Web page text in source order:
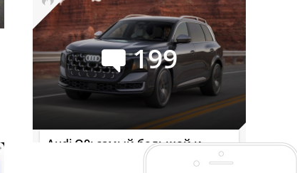
199
Audi Q9: самый большой и
роскошный кроссовер марки